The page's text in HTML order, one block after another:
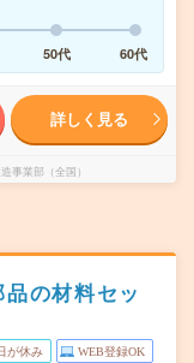
50代 60代
詳しく見る
事業部（全国）
の材料セッ
が休み WEB登録OK